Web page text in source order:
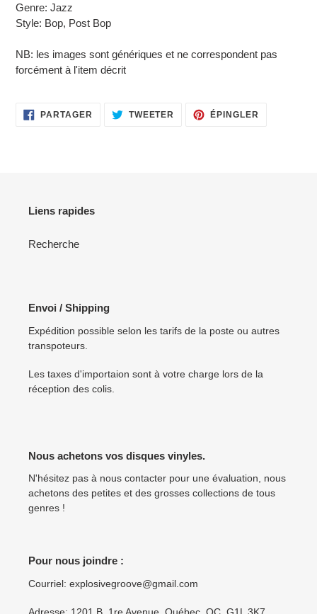
Genre: Jazz
Style: Bop, Post Bop
NB: les images sont génériques et ne correspondent pas
forcément à l'item décrit
PARTAGER PARTAGER
SUR
TWEETER TWEETER
SUR
ÉPINGLER
Liens rapides
Recherche
Envoi / Shipping
Expédition possible selon les tarifs de la poste ou autres
transpoteurs.
Les taxes d'importaion sont à votre charge lors de la
réception des colis.
Nous achetons vos disques vinyles.
N'hésitez pas à nous contacter pour une évaluation, nous
achetons des petites et des grosses collections de tous
genres !
Pour nous joindre :
Courriel: explosivegroove@gmail.com